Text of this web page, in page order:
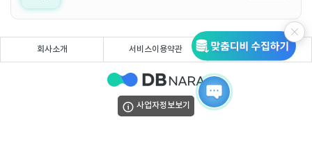
회사소개 서비스이용약관 개인정보처리방침
사업자정보보기